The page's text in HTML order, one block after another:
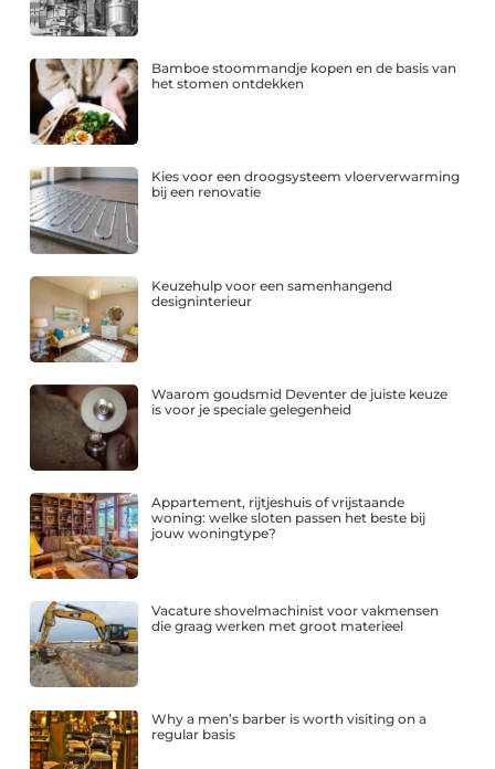
Bamboe stoommandje kopen en de basis van
het stomen ontdekken
Kies voor een droogsysteem vloerverwarming
bij een renovatie
Keuzehulp voor een samenhangend
designinterieur
Waarom goudsmid Deventer de juiste keuze
is voor je speciale gelegenheid
Appartement, rijtjeshuis of vrijstaande
woning: welke sloten passen het beste bij
jouw woningtype?
Vacature shovelmachinist voor vakmensen
die graag werken met groot materieel
Why a men’s barber is worth visiting on a
regular basis